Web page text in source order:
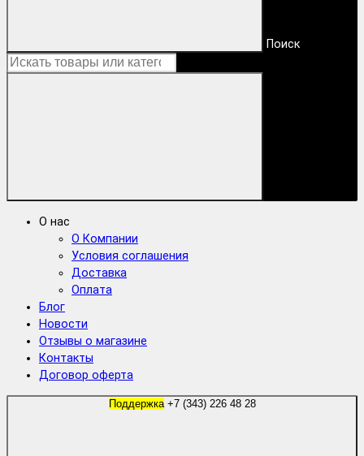
Поиск
О нас
О Компании
Условия соглашения
Доставка
Оплата
Блог
Новости
Отзывы о магазине
Контакты
Договор оферта
Поддержка +7 (343) 226 48 28